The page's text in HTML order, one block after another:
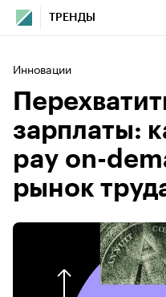
ТРЕНДЫ
Инновации
зарплаты:
pay on-
рынок